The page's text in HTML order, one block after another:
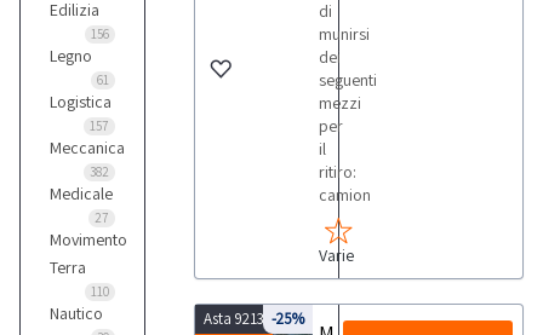
Edilizia
156
Legno
61
Logistica
157
Meccanica
382
Medicale
27
Movimento
Terra
110
Nautico
di
munirsi
dei
seguenti
mezzi
per
il
ritiro:
camion
Varie
Asta 9213 -25%